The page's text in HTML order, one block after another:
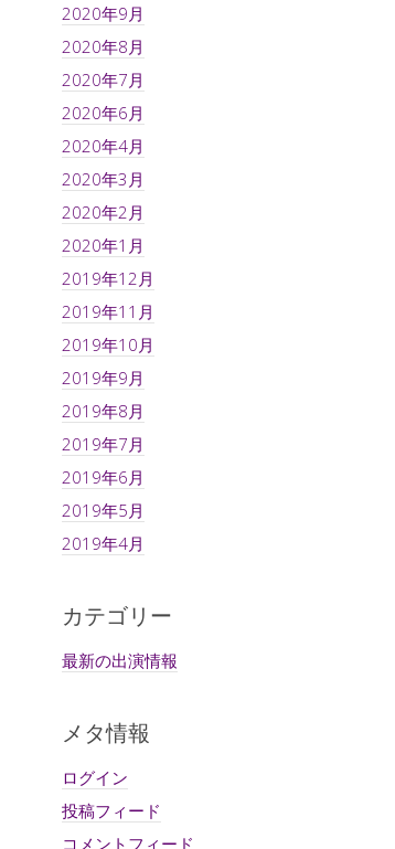
2020年9月
2020年8月
2020年7月
2020年6月
2020年4月
2020年3月
2020年2月
2020年1月
2019年12月
2019年11月
2019年10月
2019年9月
2019年8月
2019年7月
2019年6月
2019年5月
2019年4月
カテゴリー
最新の出演情報
メタ情報
ログイン
投稿フィード
コメントフィード